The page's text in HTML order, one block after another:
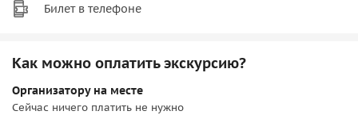
Билет в телефоне
Как можно оплатить экскурсию?
Организатору на месте
Сейчас ничего платить не нужно